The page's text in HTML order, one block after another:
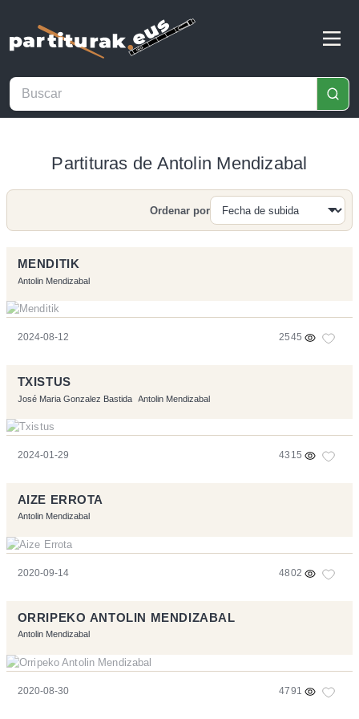
Partituras de Antolin Mendizabal
Buscar
Ordenar por
MENDITIK
Antolin Mendizabal
2024-08-12 2545
TXISTUS
José Maria Gonzalez Bastida Antolin Mendizabal
2024-01-29 4315
AIZE ERROTA
Antolin Mendizabal
2020-09-14 4802
ORRIPEKO ANTOLIN MENDIZABAL
Antolin Mendizabal
2020-08-30 4791